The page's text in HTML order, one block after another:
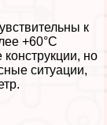
к
+60°C
но
ситуации,